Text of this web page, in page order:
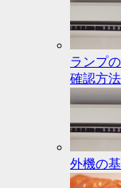
ランプ
確認方法
外機の